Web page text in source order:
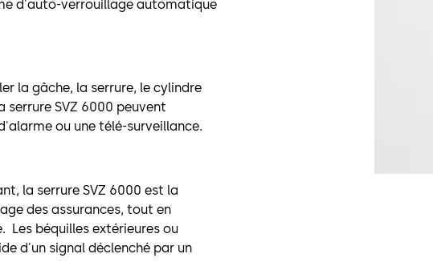
d'auto-verrouillage automatique
la gâche, la serrure, le cylindre
SVZ 6000 peuvent
ou une télé-surveillance.
la serrure SVZ 6000 est la
des assurances, tout en
Les béquilles extérieures ou
d'un signal déclenché par un